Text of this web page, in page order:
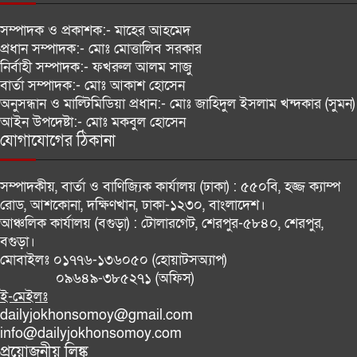
বিরুদ্ধে কঠোর ব্যবস্থা নেবে ডিএনসিসি
বাংলাদেশের সঙ্গে নতুন করে সম্পর্ক
গড়ার পরামর্শ ভারতীয় সংসদীয় কমিটির
সাফ চ্যাম্পিয়নশিপের ড্র: প্রতিপক্ষ
হিসেবে ভুটান ও শ্রীলঙ্কা পেল বাংলাদেশ
সম্পাদক ও প্রকাশক:- মাহের আহমেদ
প্রধান সম্পাদক:- মোঃ মোত্তালিব সরকার
নির্বাহী সম্পাদক:- ফখরুল আলম সাজু
বার্তা সম্পাদক:- মোঃ আকাশ হোসেন
অনুসন্ধান ও মাল্টিমিডিয়া প্রধান:- মোঃ জাহিদুল ইসলাম খন্দকার (সুমন)
আইন উপদেষ্টা:- মোঃ মকবুল হোসেন
যোগাযোগের ঠিকানা
সম্পাদকীয়, বার্তা ও বাণিজ্যিক কার্যালয় (ঢাকা) : ৫৫০বি, হজ্জ ক্যাম্প
রোড, আশকোনা, দক্ষিণখান, ঢাকা-১২৩০, বাংলাদেশ।
আঞ্চলিক কার্যালয় (বগুড়া) : টোলারগেট, শেরপুর-৫৮৪০, শেরপুর,
বগুড়া।
মোবাইলঃ ০১৭৭৬-১৩৬০৫০ (হোয়াটসঅ্যাপ)
০৯৬৪৯-৩৮৫২৭১ (অফিস)
ই-মেইলঃ
dailyjokhonsomoy@gmail.com
info@dailyjokhonsomoy.com
প্রয়োজনীয় লিঙ্ক